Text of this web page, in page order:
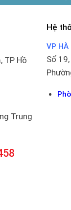
TP Hồ
Trung
Hệ
VP HÀ
Số